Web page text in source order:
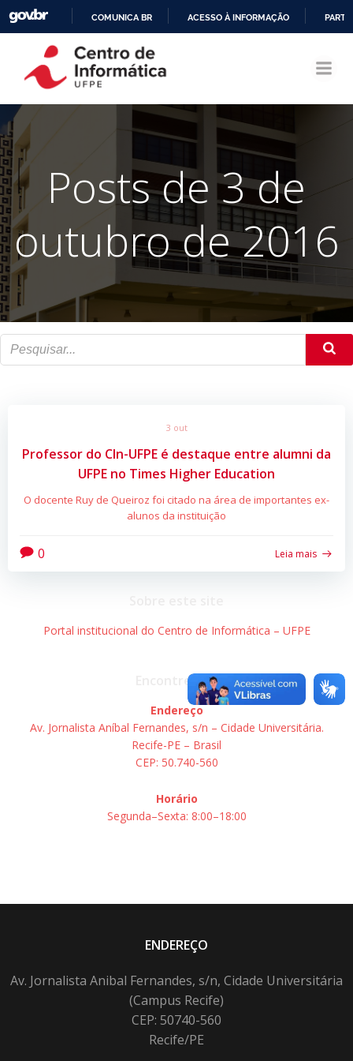
CONTEÚDO
COMUNICA BR ACESSO À INFORMAÇÃO
Posts de 3 de
outubro de 2016
3 out
Professor do CIn-UFPE é destaque entre alumni da
UFPE no Times Higher Education
O docente Ruy de Queiroz foi citado na área de importantes ex-
alunos da instituição
0 Leia mais
Portal institucional do Centro de Informática – UFPE
Encontre-nos
Endereço
Av. Jornalista Aníbal Fernandes, s/n – Cidade Universitária.
Recife-PE – Brasil
CEP: 50.740-560
Horário
Segunda–Sexta: 8:00–18:00
ENDEREÇO
Av. Jornalista Anibal Fernandes, s/n, Cidade Universitária
(Campus Recife)
CEP: 50740-560
Recife/PE